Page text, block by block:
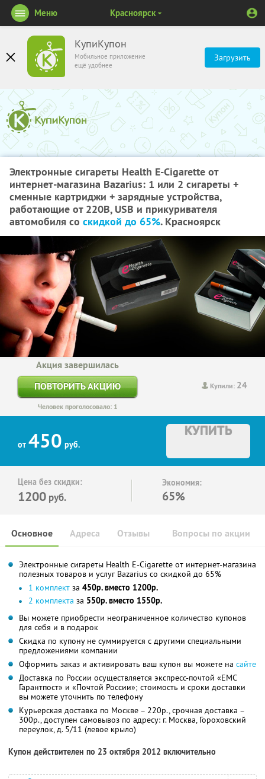
КупиКупон
Мобильное приложение
ещё удобнее
Загрузить
Меню Красноярск
Электронные сигареты Health E-Cigarette от
интернет-магазина Bazarius: 1 или 2 сигареты +
сменные картриджи + зарядные устройства,
работающие от 220В, USB и прикуривателя
автомобиля со скидкой до 65%. Красноярск
Купили: 24
Акция завершилась
ПОВТОРИТЬ АКЦИЮ
Человек проголосовало: 1
от 450 руб.
КУПИТЬ
Цена без скидки:
1200 руб.
Экономия:
65%
Основное Отзывы Вопросы по акции
Адреса
Электронные сигареты Health E-Cigarette от интернет-магазина
полезных товаров и услуг Bazarius со скидкой до 65%
1 комплект за 450р. вместо 1200р.
2 комплекта за 550р. вместо 1550р.
Вы можете приобрести неограниченное количество купонов
для себя и в подарок
Скидка по купону не суммируется с другими специальными
предложениями компании
Оформить заказ и активировать ваш купон вы можете на сайте
Доставка по России осуществляется экспресс-почтой «ЕМС
Гарантпост» и «Почтой России»; стоимость и сроки доставки
вы можете уточнить по телефону
Курьерская доставка по Москве – 220р., срочная доставка –
300р., доступен самовывоз по адресу: г. Москва, Гороховский
переулок, д. 5/11 (левое крыло)
Купон действителен по 23 октября 2012 включительно